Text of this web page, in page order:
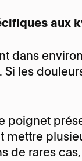
aux
dans
Si les
poignet
mettre
de rares